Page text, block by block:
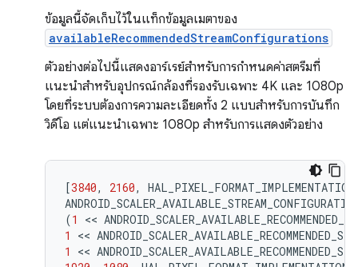
ข้อมูลนี้จัดเก็บไว้ในแท็กข้อมูลเมตาของ
availableRecommendedStreamConfigurations
ตัวอย่างต่อไปนี้แสดงอาร์เรย์สำหรับการกำหนดค่าสตรีมที่
แนะนำสำหรับอุปกรณ์กล้องที่รองรับเฉพาะ 4K และ 1080p
โดยที่ระบบต้องการความละเอียดทั้ง 2 แบบสำหรับการบันทึก
วิดีโอ แต่แนะนำเฉพาะ 1080p สำหรับการแสดงตัวอย่าง
[3840, 2160,
(1 <<
1
<<
1
<<